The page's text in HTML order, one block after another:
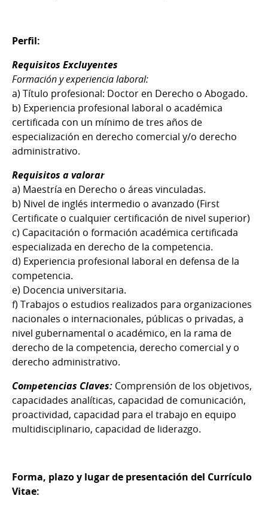
Perfil:
Requisitos Excluyentes
Formación y experiencia laboral:
a) Título profesional: Doctor en Derecho o Abogado.
b) Experiencia profesional laboral o académica
certificada con un mínimo de tres años de
especialización en derecho comercial y/o derecho
administrativo.
Requisitos a valorar
a) Maestría en Derecho o áreas vinculadas.
b) Nivel de inglés intermedio o avanzado (First
Certificate o cualquier certificación de nivel superior)
c) Capacitación o formación académica certificada
especializada en derecho de la competencia.
d) Experiencia profesional laboral en defensa de la
competencia.
e) Docencia universitaria.
f) Trabajos o estudios realizados para organizaciones
nacionales o internacionales, públicas o privadas, a
nivel gubernamental o académico, en la rama de
derecho de la competencia, derecho comercial y o
derecho administrativo.
Competencias Claves: Comprensión de los objetivos,
capacidades analíticas, capacidad de comunicación,
proactividad, capacidad para el trabajo en equipo
multidisciplinario, capacidad de liderazgo.
Forma, plazo y lugar de presentación del Currículo
Vitae: